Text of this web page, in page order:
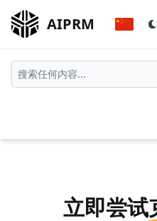
AIPRM
立即尝试